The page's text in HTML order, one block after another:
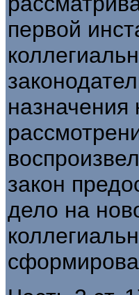
первой
назначения
закон
дело на